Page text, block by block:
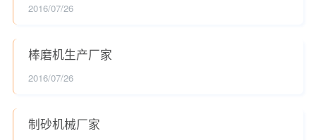
2016/07/26
棒磨机生产厂家
2016/07/26
制砂机械厂家